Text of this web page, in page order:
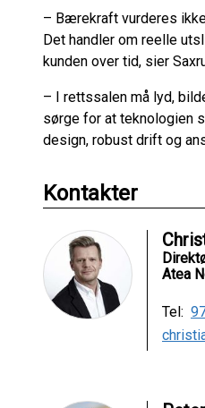
– Bærekraft vurderes
Det handler om reelle
kunden over tid, sier
– I rettssalen må lyd,
sørge for at teknologien
design, robust drift og
Kontakter
Atea
Tel: